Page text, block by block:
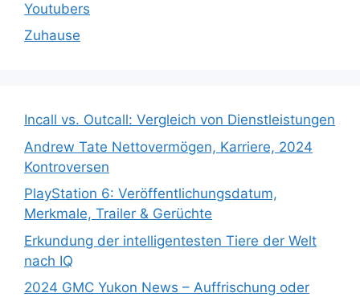
Youtubers
Zuhause
Incall vs. Outcall: Vergleich von Dienstleistungen
Andrew Tate Nettovermögen, Karriere, 2024
Kontroversen
PlayStation 6: Veröffentlichungsdatum,
Merkmale, Trailer & Gerüchte
Erkundung der intelligentesten Tiere der Welt
nach IQ
2024 GMC Yukon News – Auffrischung oder